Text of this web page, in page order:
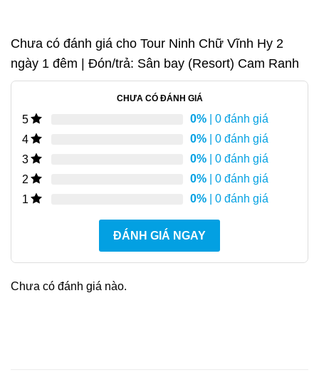
Chưa có đánh giá cho Tour Ninh Chữ Vĩnh Hy 2
ngày 1 đêm | Đón/trả: Sân bay (Resort) Cam Ranh
CHƯA CÓ ĐÁNH GIÁ
5 0% | 0 đánh giá
4
0% | 0 đánh giá
3
0% | 0 đánh giá
2
0% | 0 đánh giá
1
0% | 0 đánh giá
ĐÁNH GIÁ NGAY
Chưa có đánh giá nào.